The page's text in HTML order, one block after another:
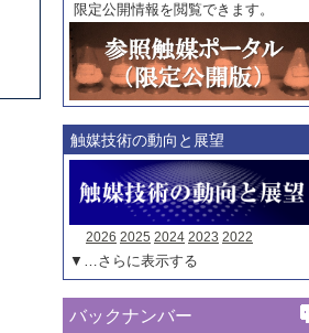
触媒年鑑
年度
記事種別
マーク：
マークあり
限定公開情報を閲覧できます。
触媒技術の動向と展望
2026 2025 2024 2023 2022
▼…さらに表示する
バックナンバー